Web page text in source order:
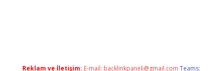
Reklam ve İletişim: E-mail: backlinkpaneli@gmail.com Teams: